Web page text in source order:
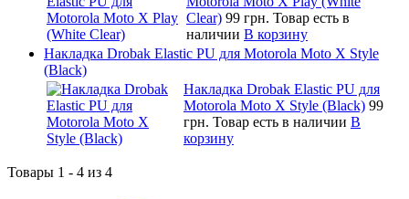
Clear) 99 грн. Товар есть в
наличии В корзину
Накладка Drobak Elastic PU для Motorola Moto X Style
(Black)
Накладка Drobak Elastic PU для
Motorola Moto X Style (Black) 99
грн. Товар есть в наличии В
корзину
Товары 1 - 4 из 4